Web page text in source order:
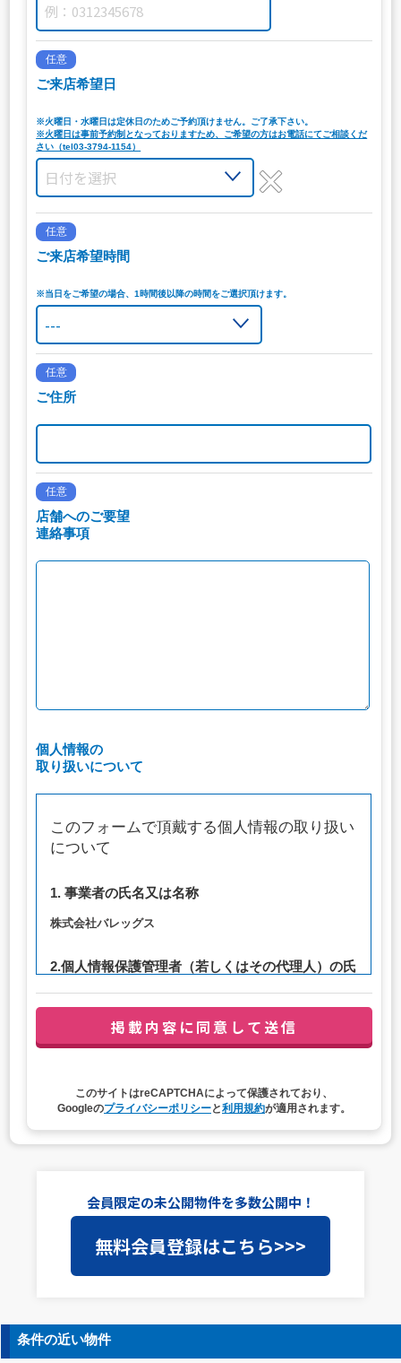
任意
ご来店希望日
※火曜日・水曜日は定休日のためご予約頂けません。ご了承下さい。
※火曜日は事前予約制となっておりますため、ご希望の方はお電話にてご相談くだ
さい（tel03-3794-1154）
任意
ご来店希望時間
※当日をご希望の場合、1時間後以降の時間をご選択頂けます。
任意
ご住所
任意
店舗へのご要望
連絡事項
個人情報の
取り扱いについて
このフォームで頂戴する個人情報の取り扱い
について
1. 事業者の氏名又は名称
株式会社バレッグス
2.個人情報保護管理者（若しくはその代理人）の氏
連絡先：privacy@balleggs.co.jp
（1）お問い合わせ対応（本人への連絡を含む）のため
4. 個人情報取扱いの委託
当社は事業運営上、前項利用目的の範囲に限って個人情報
を外部に委託することがあります。この場合、個人情報保
護水準の高い委託先を選定し、個人情報の適正管理・機密
保持についての契約を交わし、適切な管理を実施させま
5. 個人情報の開示等の請求
このサイトはreCAPTCHAによって保護されており、
Googleのプライバシーポリシーと利用規約が適用されます。
会員限定の未公開物件を多数公開中！
無料会員登録はこちら>>>
条件の近い物件